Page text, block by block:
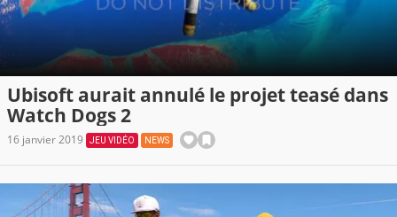
Ubisoft aurait annulé le projet teasé dans
Watch Dogs 2
16 janvier 2019 JEU VIDÉO NEWS